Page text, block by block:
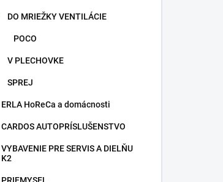
DO MRIEŽKY VENTILÁCIE
POCO
V PLECHOVKE
SPREJ
ERLA HoReCa a domácnosti
CARDOS AUTOPRÍSLUŠENSTVO
VYBAVENIE PRE SERVIS A DIELŇU
K2